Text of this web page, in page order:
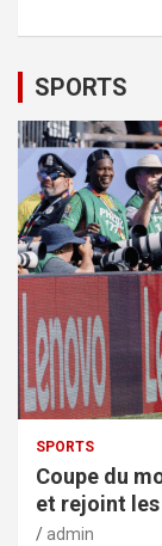
SPORTS
SPORTS
Coupe du
et rejoint
admin